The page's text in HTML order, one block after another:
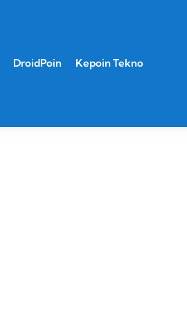
DroidPoin Kepoin Tekno